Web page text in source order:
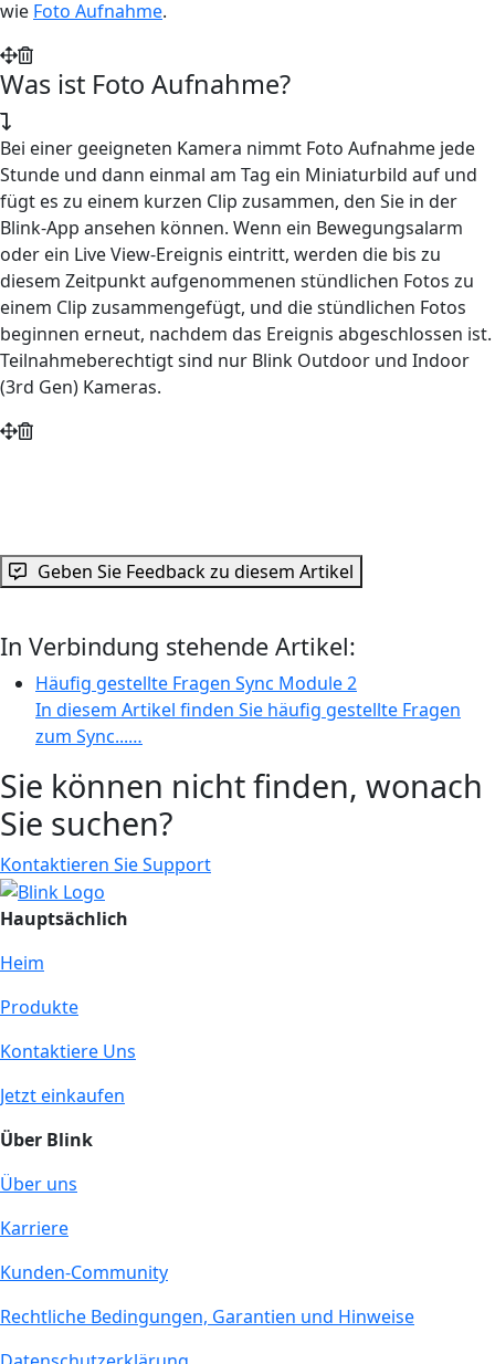
wie Foto Aufnahme.
Was ist Foto Aufnahme?
Bei einer geeigneten Kamera nimmt Foto Aufnahme jede
Stunde und dann einmal am Tag ein Miniaturbild auf und
fügt es zu einem kurzen Clip zusammen, den Sie in der
Blink-App ansehen können. Wenn ein Bewegungsalarm
oder ein Live View-Ereignis eintritt, werden die bis zu
diesem Zeitpunkt aufgenommenen stündlichen Fotos zu
einem Clip zusammengefügt, und die stündlichen Fotos
beginnen erneut, nachdem das Ereignis abgeschlossen ist.
Teilnahmeberechtigt sind nur Blink Outdoor und Indoor
(3rd Gen) Kameras.
Geben Sie Feedback zu diesem Artikel
In Verbindung stehende Artikel:
Häufig gestellte Fragen Sync Module 2
In diesem Artikel finden Sie häufig gestellte Fragen
zum Sync...…
Sie können nicht finden, wonach
Sie suchen?
Kontaktieren Sie Support
Hauptsächlich
Heim
Produkte
Kontaktiere Uns
Jetzt einkaufen
Über Blink
Über uns
Karriere
Kunden-Community
Rechtliche Bedingungen, Garantien und Hinweise